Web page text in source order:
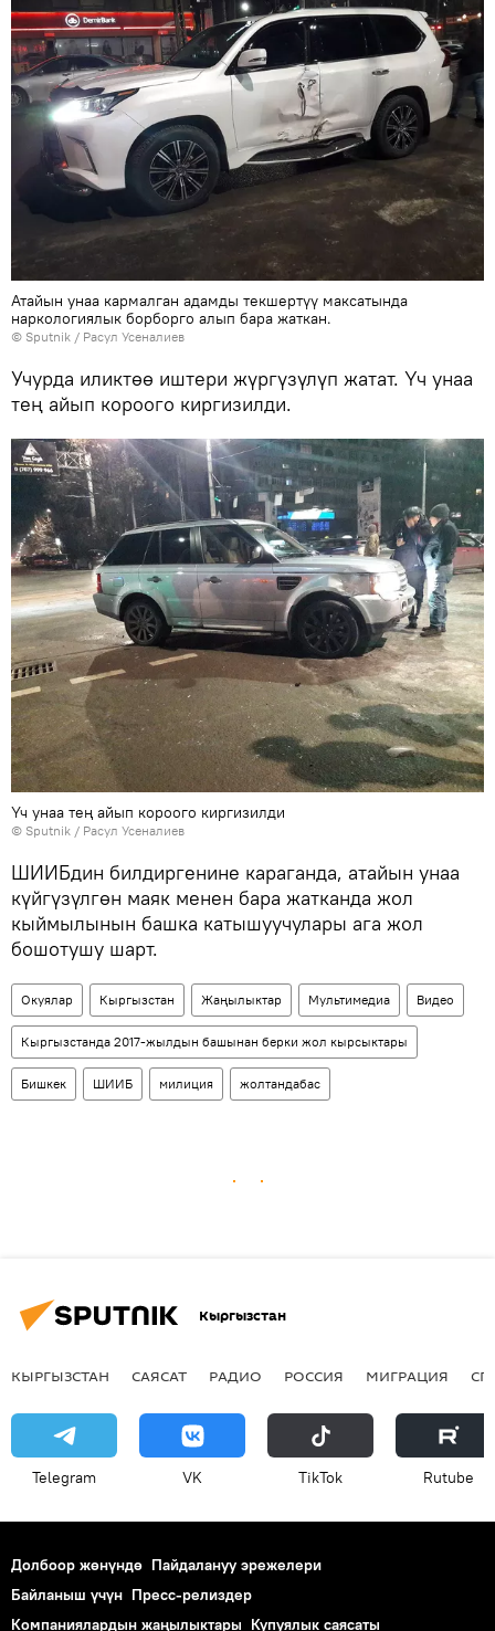
Атайын унаа кармалган адамды текшертүү максатында
наркологиялык борборго алып бара жаткан.
© Sputnik / Расул Усеналиев
Учурда иликтөө иштери жүргүзүлүп жатат. Үч унаа
тең айып короого киргизилди.
Үч унаа тең айып короого киргизилди
© Sputnik / Расул Усеналиев
ШИИБдин билдиргенине караганда, атайын унаа
күйгүзүлгөн маяк менен бара жатканда жол
кыймылынын башка катышуучулары ага жол
бошотушу шарт.
Окуялар Кыргызстан Жаңылыктар Мультимедиа Видео
Кыргызстанда 2017-жылдын башынан берки жол кырсыктары
Бишкек ШИИБ милиция жолтандабас
Кыргызстан
КЫРГЫЗСТАН САЯСАТ РАДИО РОССИЯ МИГРАЦИЯ
Telegram VK ТikТоk Rutube
Долбоор жөнүндө Пайдалануу эрежелери
Байланыш үчүн Пресс-релиздер
Компаниялардын жаңылыктары Купуялык саясаты